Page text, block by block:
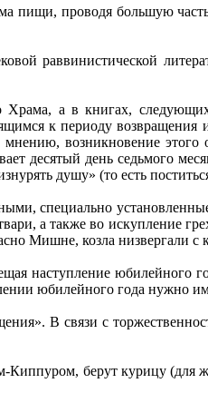
пищи, проводя большую
раввинистической
Храма, а в книгах,
к периоду возвращения
возникновение
день седьмого
душу» (то есть
специально
а также во искупление
Мишне, козла низвергали с
наступление юбилейного
юбилейного года нужно
В связи с
берут курицу